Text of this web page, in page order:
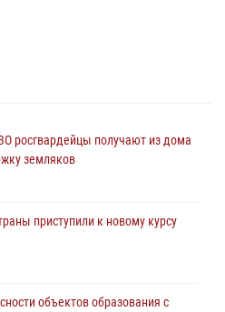
росгвардейцы получают из дома
земляков
приступили к новому курсу
объектов образования с